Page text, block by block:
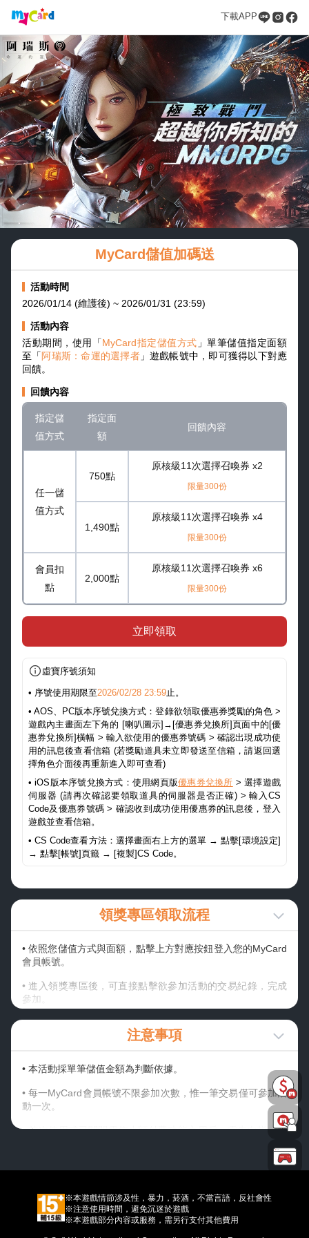
下載APP
MyCard儲值加碼送
活動時間
2026/01/14 (維護後) ~ 2026/01/31 (23:59)
活動內容
活動期間，使用「MyCard指定儲值方式 」單筆儲值指定面額
至「 阿瑞斯：命運的選擇者」遊戲帳號中，即可獲得以下對應
回饋。
回饋內容
指定儲
值方式
指定面
額
回饋內容
任一儲
值方式
750點
原核級11次選擇召喚券 x2
限量300份
1,490點
原核級11次選擇召喚券 x4
限量300份
會員扣
點
2,000點
原核級11次選擇召喚券 x6
限量300份
立即領取
虛寶序號須知
• 序號使用期限至2026/02/28 23:59止。
• AOS、PC版本序號兌換方式：登錄欲領取優惠券獎勵的角色 >
遊戲內主畫面左下角的 [喇叭圖示]→[優惠券兌換所]頁面中的[優
惠券兌換所]橫幅 > 輸入欲使用的優惠券號碼 > 確認出現成功使
用的訊息後查看信箱 (若獎勵道具未立即發送至信箱，請返回選
擇角色介面後再重新進入即可查看)
• iOS版本序號兌換方式：使用網頁版優惠券兌換所 > 選擇遊戲
伺服器 (請再次確認要領取道具的伺服器是否正確) > 輸入CS
Code及優惠券號碼 > 確認收到成功使用優惠券的訊息後，登入
遊戲並查看信箱。
• CS Code查看方法：選擇畫面右上方的選單 → 點擊[環境設定]
→ 點擊[帳號]頁籤 → [複製]CS Code。
領獎專區領取流程
• 依照您儲值方式與面額，點擊上方對應按鈕登入您的MyCard
會員帳號。
• 進入領獎專區後，可直接點擊欲參加活動的交易紀錄，完成
參加。
• 若未有符合之儲值紀錄，請稍後或點擊更新；非儲值進
MyCard會員之交易，又未輸入會員專屬碼歸戶交易紀錄者，
• 請妥善保存可參與活動之卡號與密碼；若不慎遺失，視同放
棄此活動參加機會，MyCard客服中心恕不提供查詢卡號密碼
服務。
，查詢該筆訂
查詢交易序
• 本活動贈送之【序號】將直接顯示在活動網頁，請務必留
意。若需查詢可至領獎專區獎項查詢中查詢領獎歷程。
注意事項
• 本活動採單筆儲值金額為判斷依據。
• 每一MyCard會員帳號不限參加次數，惟一筆交易僅可參加活
動一次。
• 首次使用或已關閉電信小額付費功能之用戶，需先向指定電
取消該筆交易。
• 活動開始後，所有參加之玩家視同同意公告之內容，所有活
※本遊戲情節涉及性，暴力，菸酒，不當言語，反社會性
※注意使用時間，避免沉迷於遊戲
※本遊戲部分內容或服務，需另行支付其他費用